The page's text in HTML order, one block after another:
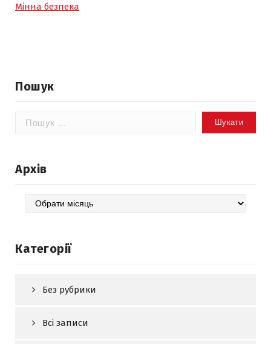
Мінна безпека
Пошук
Пошук:
Архів
Архів
Категорії
Без рубрики
Всі записи